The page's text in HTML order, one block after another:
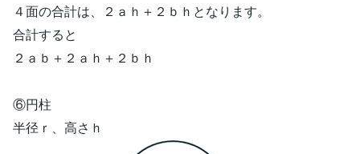
４面の合計は、２ａｈ＋２ｂｈとなります。
合計すると
２ａｂ＋２ａｈ＋２ｂｈ
⑥円柱
半径ｒ、高さｈ